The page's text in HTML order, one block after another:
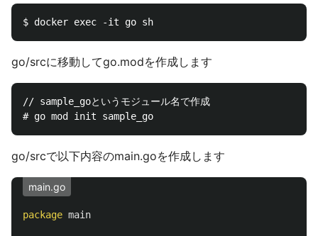
go/srcに移動してgo.modを作成します
// sample_goというモジュール名で作成
go/srcで以下内容のmain.goを作成します
main.go
package main